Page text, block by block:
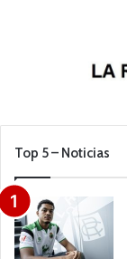
Top 5 – Noticias